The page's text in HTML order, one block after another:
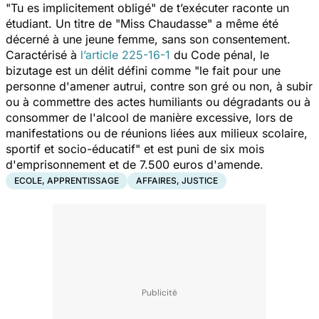
"Tu es implicitement obligé" de t’exécuter raconte un
étudiant. Un titre de "Miss Chaudasse" a même été
décerné à une jeune femme, sans son consentement.
Caractérisé à l’article 225-16-1 du Code pénal, le
bizutage est un délit défini comme "le fait pour une
personne d'amener autrui, contre son gré ou non, à subir
ou à commettre des actes humiliants ou dégradants ou à
consommer de l'alcool de manière excessive, lors de
manifestations ou de réunions liées aux milieux scolaire,
sportif et socio-éducatif" et est puni de six mois
d'emprisonnement et de 7.500 euros d'amende.
ECOLE, APPRENTISSAGE AFFAIRES, JUSTICE